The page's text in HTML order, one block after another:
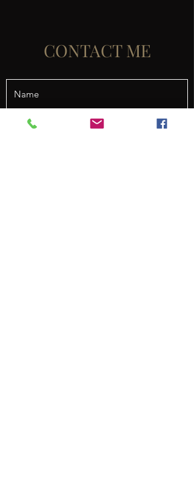
CONTACT ME